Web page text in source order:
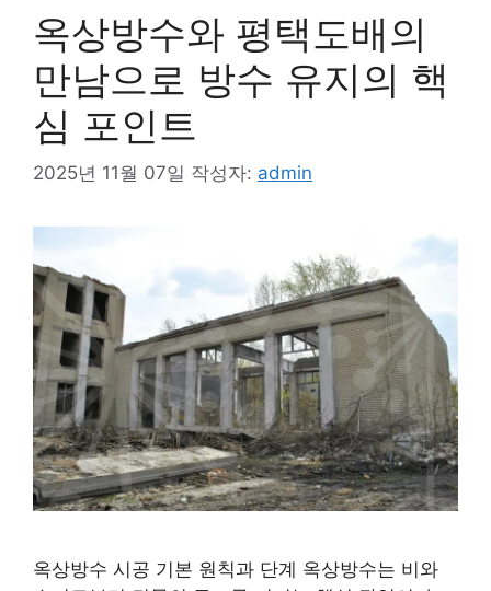
옥상방수와 평택도배의
만남으로 방수 유지의 핵
심 포인트
2025년 11월 07일 작성자: admin
옥상방수 시공 기본 원칙과 단계 옥상방수는 비와